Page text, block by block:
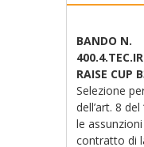
BANDO N.
RAISE CUP
Selezione
dell’art. 8
le
contratto di